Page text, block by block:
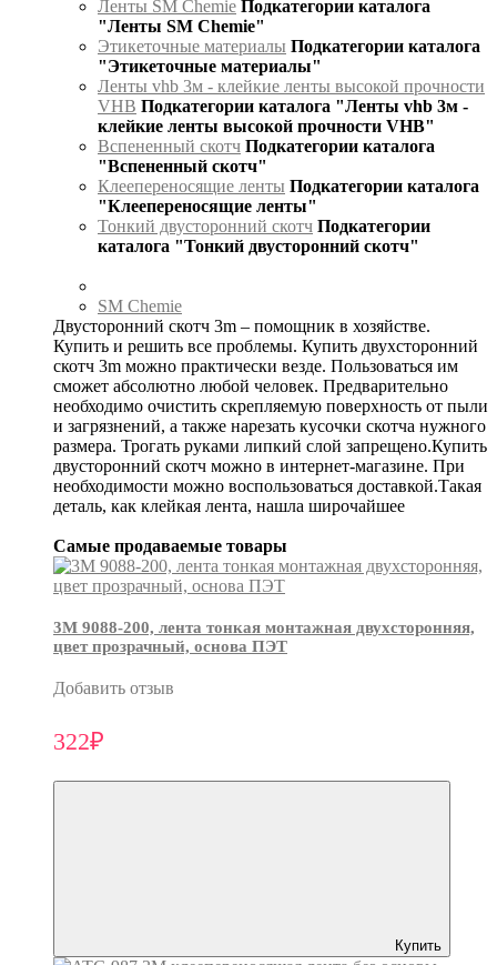
Ленты SM Chemie Подкатегории каталога
"Ленты SM Chemie"
Этикеточные материалы Подкатегории каталога
"Этикеточные материалы"
Ленты vhb 3м - клейкие ленты высокой прочности
VHB Подкатегории каталога "Ленты vhb 3м -
клейкие ленты высокой прочности VHB"
Вспененный скотч Подкатегории каталога
"Вспененный скотч"
Клеепереносящие ленты Подкатегории каталога
"Клеепереносящие ленты"
Тонкий двусторонний скотч Подкатегории
каталога "Тонкий двусторонний скотч"
SM Chemie
Двусторонний скотч 3m – помощник в хозяйстве.
Купить и решить все проблемы. Купить двухсторонний
скотч 3m можно практически везде. Пользоваться им
сможет абсолютно любой человек. Предварительно
необходимо очистить скрепляемую поверхность от пыли
и загрязнений, а также нарезать кусочки скотча нужного
размера. Трогать руками липкий слой запрещено.Купить
двусторонний скотч можно в интернет-магазине. При
необходимости можно воспользоваться доставкой.Такая
деталь, как клейкая лента, нашла широчайшее
Самые продаваемые товары
3М 9088-200, лента тонкая монтажная двухсторонняя,
цвет прозрачный, основа ПЭТ
Добавить отзыв
322₽
Купить